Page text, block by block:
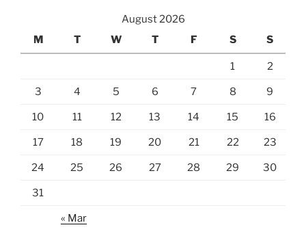
August 2026
M
T W T F S S
1 2
3 4 5 6 7 8 9
10 11 12 13 14 15 16
17 18 19 20 21 22 23
24 25 26 27 28 29 30
31
« Mar